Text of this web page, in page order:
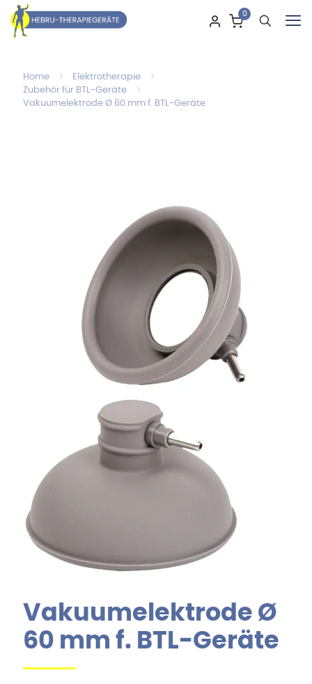
0
Home
Elektrotherapie
Zubehör für BTL-Geräte
Vakuumelektrode Ø 60 mm f. BTL-Geräte
Vakuumelektrode Ø
60 mm f. BTL-Geräte